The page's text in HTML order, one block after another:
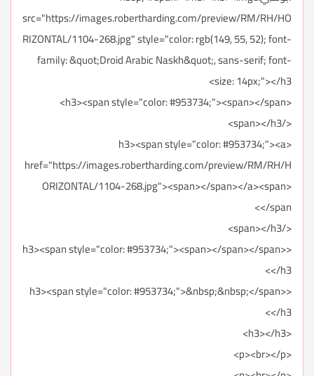
src="https://images.robertharding.com/preview/RM/RH/HO
RIZONTAL/1104-268.jpg" style="color: rgb(149, 55, 52); font-
family: &quot;Droid Arabic Naskh&quot;, sans-serif; font-
size: 14px;"></h3>
<h3><span style="color: #953734;"><span></span>
</span></h3>
<h3><span style="color: #953734;"><a
href="https://images.robertharding.com/preview/RM/RH/H
ORIZONTAL/1104-268.jpg"><span></span></a><span>
</span>
</span></h3>
<h3><span style="color: #953734;"><span></span></span>
</h3>
<h3><span style="color: #953734;">&nbsp;&nbsp;</span>
</h3>
<h3></h3>
<p><br></p>